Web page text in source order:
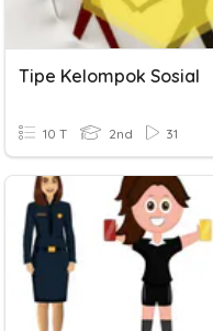
Tipe Kelompok Sosial
10 T 2nd 31